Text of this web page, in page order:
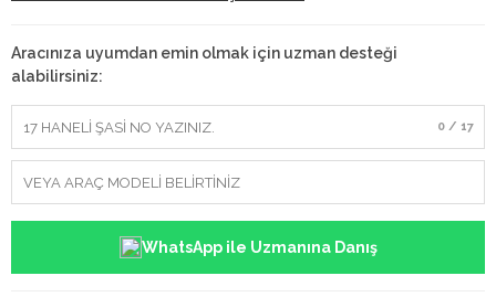
Aracınıza uyumdan emin olmak için uzman desteği
alabilirsiniz:
0 / 17
WhatsApp ile Uzmanına Danış